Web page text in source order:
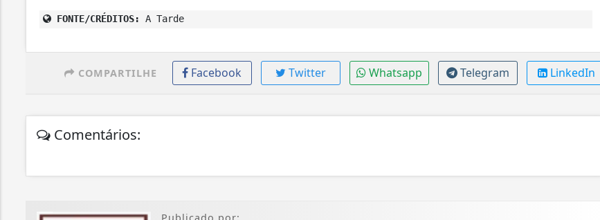
FONTE/CRÉDITOS: A Tarde
COMPARTILHE Facebook Twitter Whatsapp Telegram LinkedIn
Comentários: